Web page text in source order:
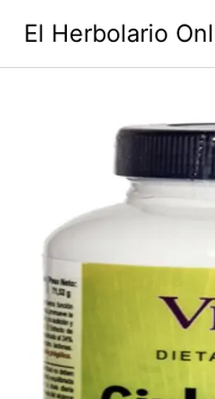
contenido
El Herbolario